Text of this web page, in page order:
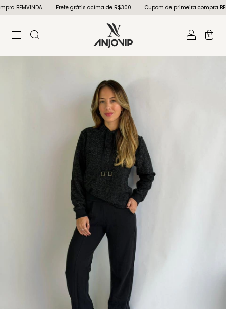
Frete grátis acima de R$300 Cupom de primeira compra BEMVINDA
0